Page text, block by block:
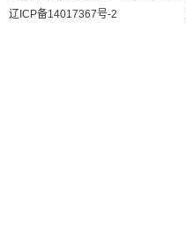
辽ICP备14017367号-2